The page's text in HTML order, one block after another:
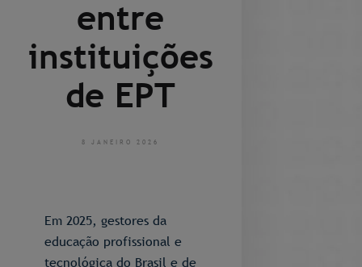
entre
instituições
de EPT
8 JANEIRO 2026
Em 2025, gestores da
educação profissional e
tecnológica do Brasil e de